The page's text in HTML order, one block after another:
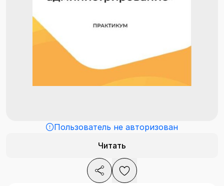
Пользователь не авторизован
Читать